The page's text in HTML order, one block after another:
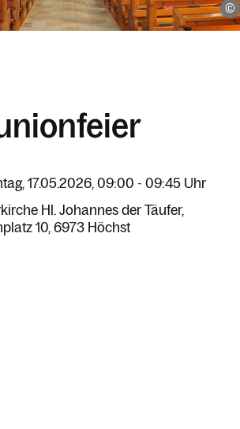
17.05.2026, 09:00 - 09:45 Uhr
Hl. Johannes der Täufer
10 6973 Höchst